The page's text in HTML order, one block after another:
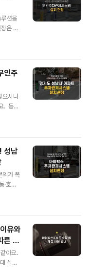
션을
은 경
와 외
, 이곳
약을
은 입주
일히
는
인주
으시나
. ​ 등록
해 무
습니
단지
같습
의 주
제해
간이
성남
의가 폭
·호수
식 주
을 확
것이
바를 열
. 경비
는지
유와
른 계
아요.
실행